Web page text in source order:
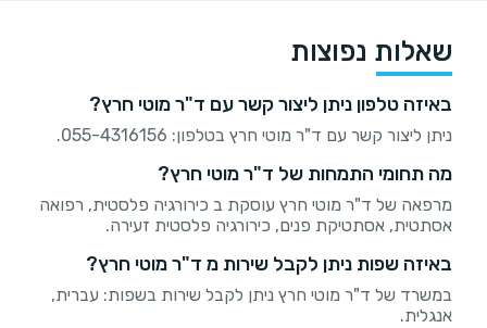
שאלות נפוצות
באיזה טלפון ניתן ליצור קשר עם ד"ר מוטי חרץ?
ניתן ליצור קשר עם ד"ר מוטי חרץ בטלפון: 055-4316156.
מה תחומי התמחות של ד"ר מוטי חרץ?
מרפאה של ד"ר מוטי חרץ עוסקת ב כירורגיה פלסטית, רפואה
אסתטית, אסתטיקת פנים, כירורגיה פלסטית זעירה.
באיזה שפות ניתן לקבל שירות מ ד"ר מוטי חרץ?
במשרד של ד"ר מוטי חרץ ניתן לקבל שירות בשפות: עברית,
אנגלית.